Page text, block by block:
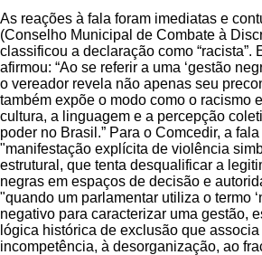
As reações à fala foram imediatas e
(Conselho Municipal de Combate à
classificou a declaração como “racista”.
afirmou: “Ao se referir a uma ‘gestão
o vereador revela não apenas seu
também expõe o modo como o racismo
cultura, a linguagem e a percepção
poder no Brasil.” Para o Comcedir, a
"manifestação explícita de violência
estrutural, que tenta desqualificar a
negras em espaços de decisão e
"quando um parlamentar utiliza o termo
negativo para caracterizar uma gestão,
lógica histórica de exclusão que
incompetência, à desorganização, ao